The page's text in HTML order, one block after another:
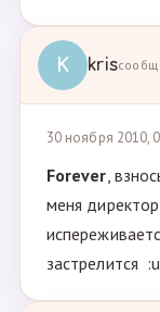
K kris
30 ноября 2010,
Forever,
меня
застрелится